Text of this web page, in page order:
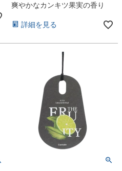
爽やかなカンキツ果実の香り
詳細を見る